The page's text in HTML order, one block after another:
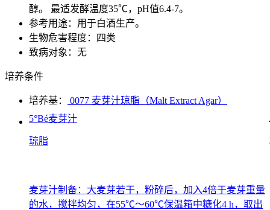
醇。 最适发酵温度35℃，pH值6.4-7。
参考用途：用于白酒生产。
生物危害程度：四类
致病对象：无
培养条件
培养基：
0077 麦芽汁琼脂（Malt Extract Agar）
5°Bé麦芽汁
琼脂
麦芽汁制备：大麦芽若干，粉碎后，加入4倍于麦芽重量
的水，搅拌均匀，在55℃～60℃保温箱中糖化4 h，取出